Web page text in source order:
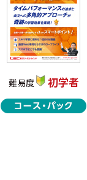
難易度 初学者